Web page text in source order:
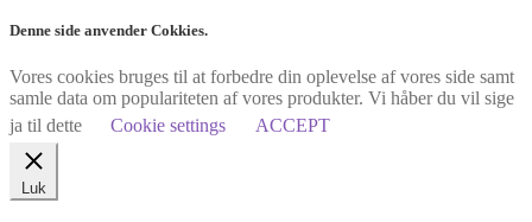
Denne side anvender Cokkies.
Vores cookies bruges til at forbedre din oplevelse af vores side samt
samle data om populariteten af vores produkter. Vi håber du vil sige
ja til dette
Cookie settings ACCEPT
Luk